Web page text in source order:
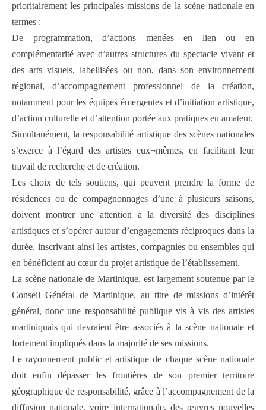
prioritairement les principales missions de la scène nationale en
termes :
De programmation, d’actions menées en lien ou en
complémentarité avec d’autres structures du spectacle vivant et
des arts visuels, labellisées ou non, dans son environnement
régional, d’accompagnement professionnel de la création,
notamment pour les équipes émergentes et d’initiation artistique,
d’action culturelle et d’attention portée aux pratiques en amateur.
Simultanément, la responsabilité artistique des scènes nationales
s’exerce à l’égard des artistes eux¬mêmes, en facilitant leur
travail de recherche et de création.
Les choix de tels soutiens, qui peuvent prendre la forme de
résidences ou de compagnonnages d’une à plusieurs saisons,
doivent montrer une attention à la diversité des disciplines
artistiques et s’opérer autour d’engagements réciproques dans la
durée, inscrivant ainsi les artistes, compagnies ou ensembles qui
en bénéficient au cœur du projet artistique de l’établissement.
La scène nationale de Martinique, est largement soutenue par le
Conseil Général de Martinique, au titre de missions d’intérêt
général, donc une responsabilité publique vis à vis des artistes
martiniquais qui devraient être associés à la scène nationale et
fortement impliqués dans la majorité de ses missions.
Le rayonnement public et artistique de chaque scène nationale
doit enfin dépasser les frontières de son premier territoire
géographique de responsabilité, grâce à l’accompagnement de la
diffusion nationale, voire internationale, des œuvres nouvelles